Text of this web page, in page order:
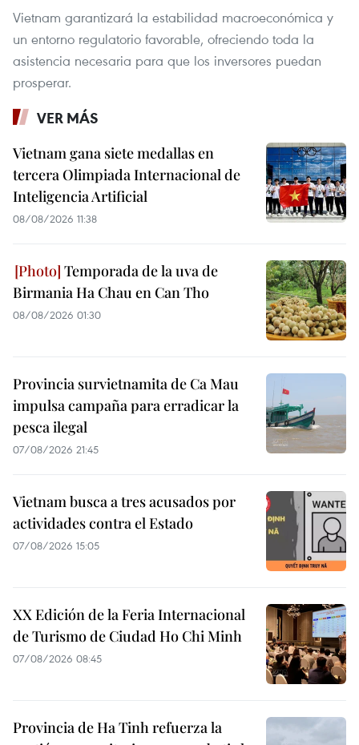
Vietnam garantizará la estabilidad macroeconómica y
un entorno regulatorio favorable, ofreciendo toda la
asistencia necesaria para que los inversores puedan
prosperar.
VER MÁS
Vietnam gana siete medallas en
tercera Olimpiada Internacional de
Inteligencia Artificial
08/08/2026 11:38
Temporada de la uva de
Birmania Ha Chau en Can Tho
08/08/2026 01:30
Provincia survietnamita de Ca Mau
impulsa campaña para erradicar la
pesca ilegal
07/08/2026 21:45
Vietnam busca a tres acusados por
actividades contra el Estado
07/08/2026 15:05
XX Edición de la Feria Internacional
de Turismo de Ciudad Ho Chi Minh
07/08/2026 08:45
Provincia de Ha Tinh refuerza la